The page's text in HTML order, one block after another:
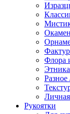
Флора
Разное
Личная
Рукоятки